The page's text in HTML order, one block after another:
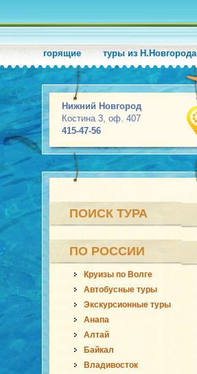
горящие туры из Н.Новгорода
Нижний Новгород
Костина 3, оф. 407
415-47-56
ПОИСК ТУРА
ПО РОССИИ
Круизы по Волге
Автобусные туры
Экскурсионные туры
Анапа
Алтай
Байкал
Владивосток